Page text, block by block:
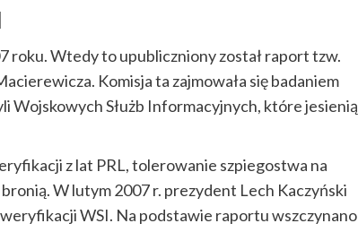
roku. Wtedy to upubliczniony został raport tzw.
Komisja ta zajmowała się badaniem
Wojskowych Służb Informacyjnych, które jesienią
z lat PRL, tolerowanie szpiegostwa na
W lutym 2007 r. prezydent Lech Kaczyński
WSI. Na podstawie raportu wszczynano